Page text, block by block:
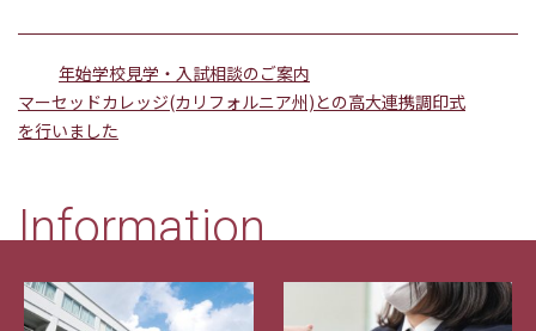
年始学校見学・入試相談のご案内
マーセッドカレッジ(カリフォルニア州)との高大連携調印式
を行いました
Information